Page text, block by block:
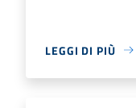
LEGGI DI PIÙ